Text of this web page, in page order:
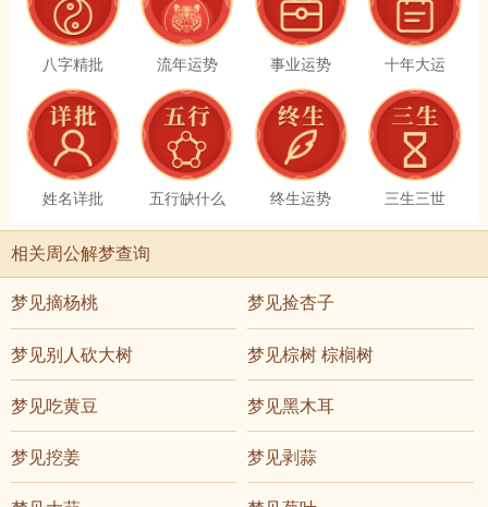
八字精批 流年运势 事业运势 十年大运
姓名详批 五行缺什么 终生运势 三生三世
相关周公解梦查询
梦见摘杨桃 梦见捡杏子
梦见别人砍大树 梦见棕树 棕榈树
梦见吃黄豆 梦见黑木耳
梦见挖姜 梦见剥蒜